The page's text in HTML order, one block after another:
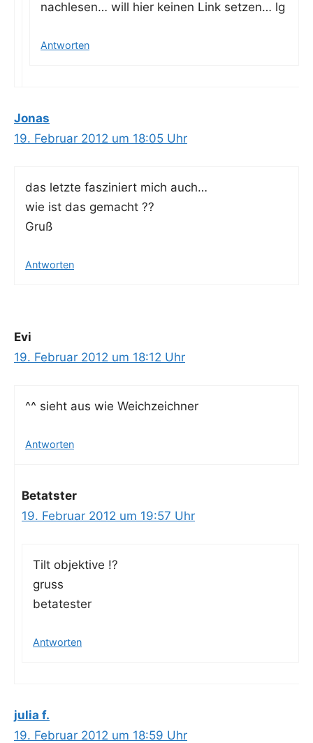
nach­le­sen… will hier kei­nen Link set­zen… lg
Antworten
Jonas
19. Februar 2012 um 18:05 Uhr
das letz­te fas­zi­niert mich auch…
wie ist das gemacht ??
Gruß
Antworten
Evi
19. Februar 2012 um 18:12 Uhr
^^ sieht aus wie Weichzeichner
Antworten
Betatster
19. Februar 2012 um 19:57 Uhr
Tilt objek­ti­ve !?
gruss
betatester
Antworten
julia f.
19. Februar 2012 um 18:59 Uhr